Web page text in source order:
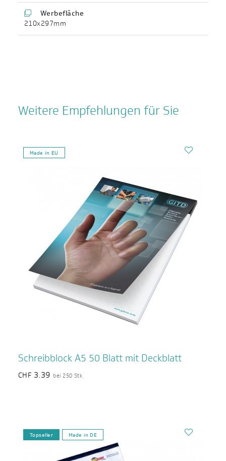
Werbefläche
210x297mm
Weitere Empfehlungen für Sie
Made in EU
Schreibblock A5 50 Blatt mit Deckblatt
CHF 3.39 bei 250 Stk
Topseller Made in DE